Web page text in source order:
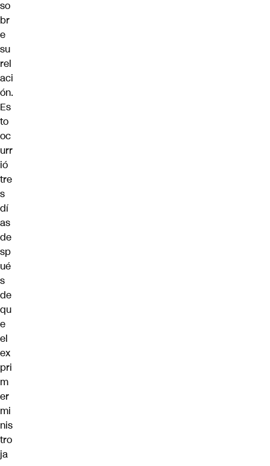
so
br
e
su
rel
aci
ón.
Es
to
oc
urr
ió
tre
s
dí
as
de
sp
ué
s
de
qu
e
el
ex
pri
m
er
mi
nis
tro
ja